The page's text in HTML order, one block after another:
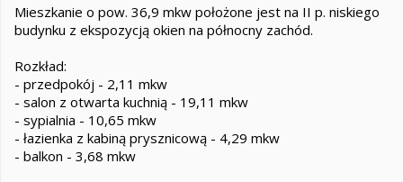
Mieszkanie o pow. 36,9 mkw położone jest na II p. niskiego
budynku z ekspozycją okien na północny zachód.
Rozkład:
- przedpokój - 2,11 mkw
- salon z otwarta kuchnią - 19,11 mkw
- sypialnia - 10,65 mkw
- łazienka z kabiną prysznicową - 4,29 mkw
- balkon - 3,68 mkw